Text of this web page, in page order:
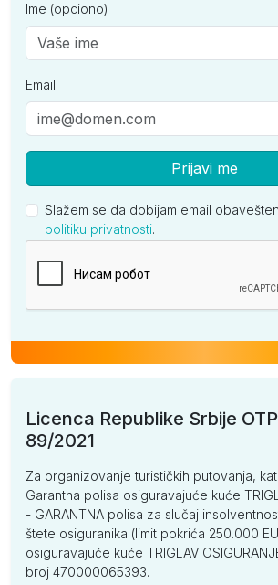
Ime (opciono)
Email
Prijavi me
Slažem se da dobijam email
politiku privatnosti.
Licenca Republike Srbije OTP
89/2021
Za organizovanje turističkih putovanja,
Garantna polisa osiguravajuće kuće
- GARANTNA polisa za slučaj
štete osiguranika (limit pokrića 250.000
osiguravajuće kuće TRIGLAV
broj 470000065393.